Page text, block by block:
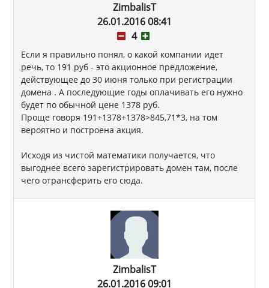
ZimbalisT
26.01.2016 08:41
4
Если я правильно понял, о какой компании идет
речь, то 191 руб - это акционное предложение,
действующее до 30 июня только при регистрации
домена . А последующие годы оплачивать его нужно
будет по обычной цене 1378 руб.
Проще говоря 191+1378+1378>845,71*3, на том
вероятно и построена акция.
Исходя из чистой математики получается, что
выгоднее всего зарегистрировать домен там, после
чего отрансферить его сюда.
ZimbalisT
26.01.2016 09:01